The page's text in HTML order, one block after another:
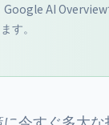
AI
す。